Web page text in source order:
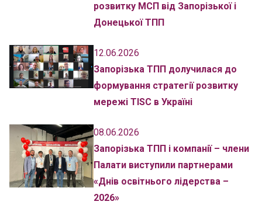
розвитку МСП від Запорізької і
Донецької ТПП
12.06.2026
Запорізька ТПП долучилася до
формування стратегії розвитку
мережі TISC в Україні
08.06.2026
Запорізька ТПП і компанії – члени
Палати виступили партнерами
«Днів освітнього лідерства –
2026»